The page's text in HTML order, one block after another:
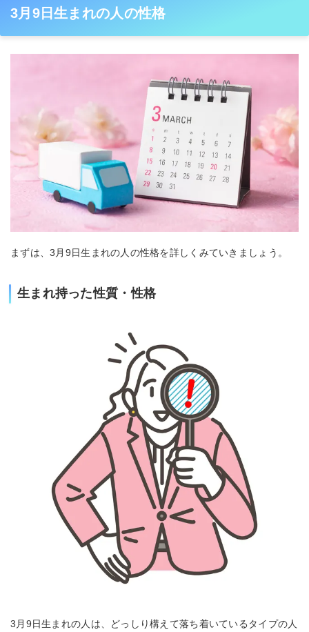
3月9日生まれの人の性格
まずは、3月9日生まれの人の性格を詳しくみていきましょう。
生まれ持った性質・性格
3月9日生まれの人は、どっしり構えて落ち着いているタイプの人